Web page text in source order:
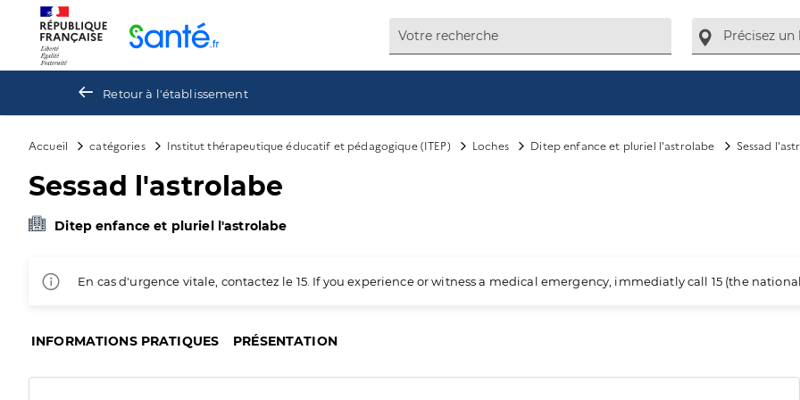
Retour à l'établissement
Accueil catégories Institut thérapeutique éducatif et pédagogique (ITEP) Loches Ditep enfance et pluriel l'astrolabe Sessad
Sessad l'astrolabe
Ditep enfance et pluriel l'astrolabe
En cas d'urgence vitale, contactez le 15. If you experience or witness a medical emergency, immediatly call 15 (the
INFORMATIONS PRATIQUES PRÉSENTATION
Panneau de gestion des cookies